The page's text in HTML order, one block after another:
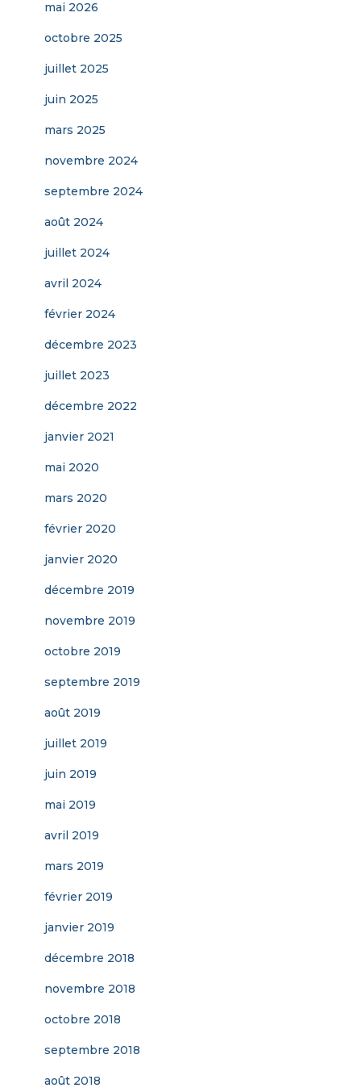
mai 2026
octobre 2025
juillet 2025
juin 2025
mars 2025
novembre 2024
septembre 2024
août 2024
juillet 2024
avril 2024
février 2024
décembre 2023
juillet 2023
décembre 2022
janvier 2021
mai 2020
mars 2020
février 2020
janvier 2020
décembre 2019
novembre 2019
octobre 2019
septembre 2019
août 2019
juillet 2019
juin 2019
mai 2019
avril 2019
mars 2019
février 2019
janvier 2019
décembre 2018
novembre 2018
octobre 2018
septembre 2018
août 2018